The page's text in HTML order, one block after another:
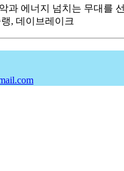
과 에너지 넘치는 무대를
, 데이브레이크